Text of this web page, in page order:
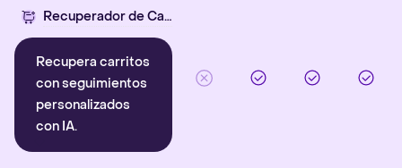
Recuperador de Carritos con IA
Recupera carritos
con seguimientos
personalizados
con IA.